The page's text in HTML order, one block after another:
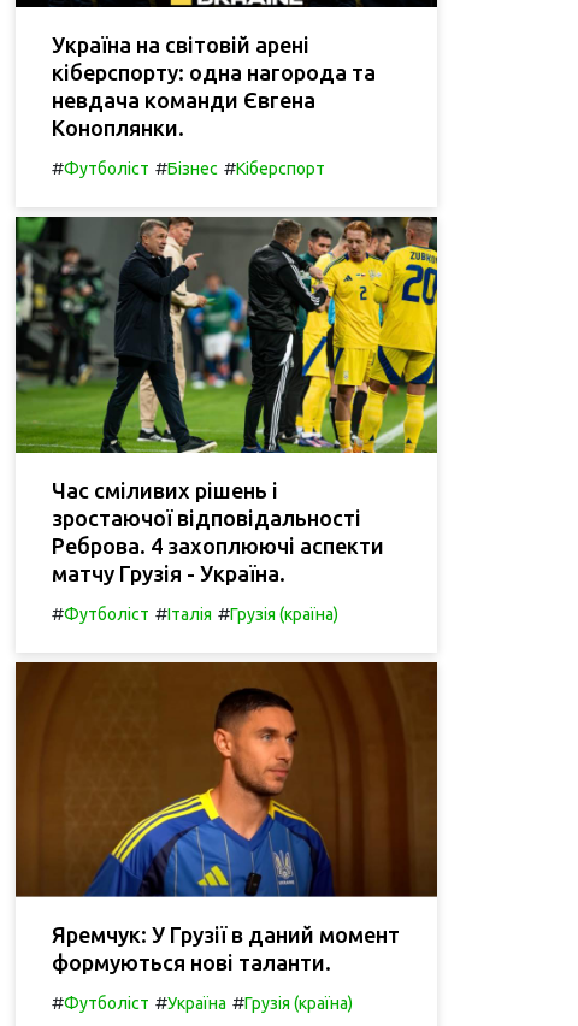
Україна на світовій арені
кіберспорту: одна нагорода та
невдача команди Євгена
Коноплянки.
#Футболіст #Бізнес #Кіберспорт
Час сміливих рішень і
зростаючої відповідальності
Реброва. 4 захоплюючі аспекти
матчу Грузія - Україна.
#Футболіст #Італія #Грузія (країна)
Яремчук: У Грузії в даний момент
формуються нові таланти.
#Футболіст #Україна #Грузія (країна)